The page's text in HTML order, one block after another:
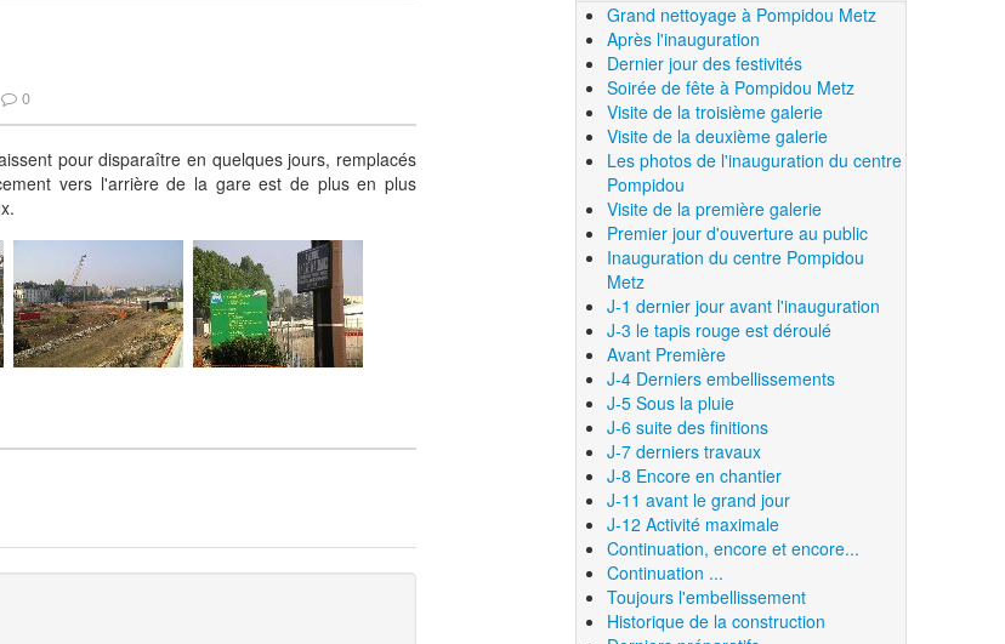
0
pour disparaître en quelques jours, remplacés
vers l'arrière de la gare est de plus en plus
Grand nettoyage à Pompidou Metz
Après l'inauguration
Dernier jour des festivités
Soirée de fête à Pompidou Metz
Visite de la troisième galerie
Visite de la deuxième galerie
Les photos de l'inauguration du centre
Pompidou
Visite de la première galerie
Premier jour d'ouverture au public
Inauguration du centre Pompidou
Metz
J-1 dernier jour avant l'inauguration
J-3 le tapis rouge est déroulé
Avant Première
J-4 Derniers embellissements
J-5 Sous la pluie
J-6 suite des finitions
J-7 derniers travaux
J-8 Encore en chantier
J-11 avant le grand jour
J-12 Activité maximale
Continuation, encore et encore...
Continuation ...
Toujours l'embellissement
Historique de la construction